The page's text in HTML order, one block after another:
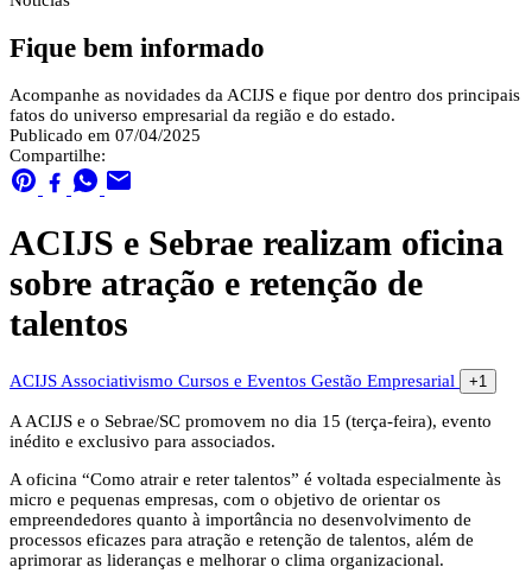
Fique bem informado
Acompanhe as novidades da ACIJS e fique por dentro dos principais
fatos do universo empresarial da região e do estado.
Publicado em 07/04/2025
Compartilhe:
ACIJS e Sebrae realizam oficina
sobre atração e retenção de
talentos
ACIJS Associativismo Cursos e Eventos Gestão Empresarial +1
A ACIJS e o Sebrae/SC promovem no dia 15 (terça-feira), evento
inédito e exclusivo para associados.
A oficina “Como atrair e reter talentos” é voltada especialmente às
micro e pequenas empresas, com o objetivo de orientar os
empreendedores quanto à importância no desenvolvimento de
processos eficazes para atração e retenção de talentos, além de
aprimorar as lideranças e melhorar o clima organizacional.